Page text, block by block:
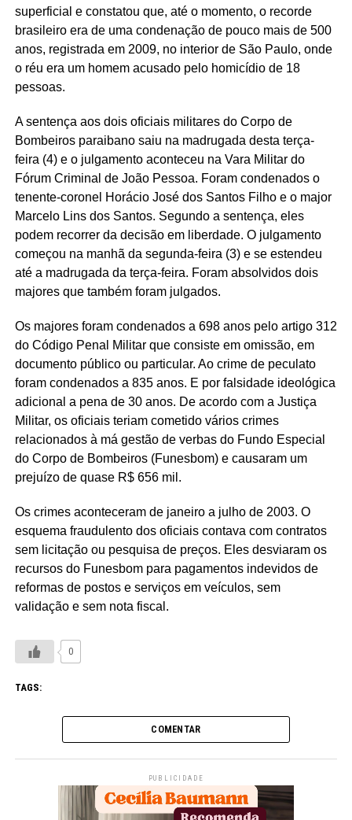
superficial e constatou que, até o momento, o recorde
brasileiro era de uma condenação de pouco mais de 500
anos, registrada em 2009, no interior de São Paulo, onde
o réu era um homem acusado pelo homicídio de 18
pessoas.
A sentença aos dois oficiais militares do Corpo de
Bombeiros paraibano saiu na madrugada desta terça-
feira (4) e o julgamento aconteceu na Vara Militar do
Fórum Criminal de João Pessoa. Foram condenados o
tenente-coronel Horácio José dos Santos Filho e o major
Marcelo Lins dos Santos. Segundo a sentença, eles
podem recorrer da decisão em liberdade. O julgamento
começou na manhã da segunda-feira (3) e se estendeu
até a madrugada da terça-feira. Foram absolvidos dois
majores que também foram julgados.
Os majores foram condenados a 698 anos pelo artigo 312
do Código Penal Militar que consiste em omissão, em
documento público ou particular. Ao crime de peculato
foram condenados a 835 anos. E por falsidade ideológica
adicional a pena de 30 anos. De acordo com a Justiça
Militar, os oficiais teriam cometido vários crimes
relacionados à má gestão de verbas do Fundo Especial
do Corpo de Bombeiros (Funesbom) e causaram um
prejuízo de quase R$ 656 mil.
Os crimes aconteceram de janeiro a julho de 2003. O
esquema fraudulento dos oficiais contava com contratos
sem licitação ou pesquisa de preços. Eles desviaram os
recursos do Funesbom para pagamentos indevidos de
reformas de postos e serviços em veículos, sem
validação e sem nota fiscal.
0
TAGS:
COMENTAR
PUBLICIDADE